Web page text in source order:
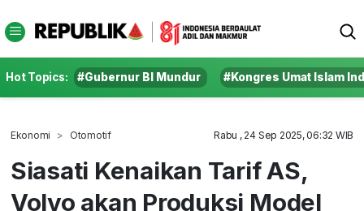
Hot Topics: #Gubernur BI Mundur #Kongres Umat Islam
Ekonomi Otomotif Rabu , 24 Sep 2025, 06:32 WIB
Siasati Kenaikan Tarif AS,
Volvo akan Produksi Model